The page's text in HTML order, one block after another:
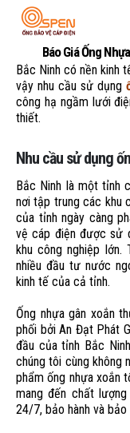
Báo Giá Ống
Bắc Ninh có nền kinh
vậy nhu cầu sử dụng
công hạ ngầm lưới
thiết.
Nhu cầu sử dụng
Bắc Ninh là một tỉnh
nơi tập trung các khu
của tỉnh ngày càng
vệ cáp điện được sử
khu công nghiệp
nhiều đầu tư nước
kinh tế của cả tỉnh.
Ống nhựa gân xoắn
phối bởi An Đạt Phát
đầu của tỉnh Bắc
chúng tôi cùng không
phẩm ống nhựa xoắn
mang đến chất
24/7, bảo hành và